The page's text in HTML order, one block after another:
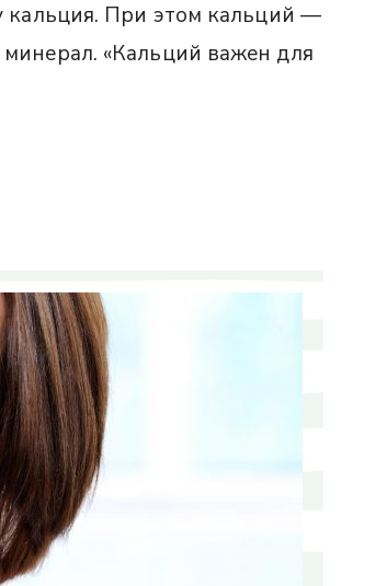
кальция. При этом кальций —
«Кальций важен для